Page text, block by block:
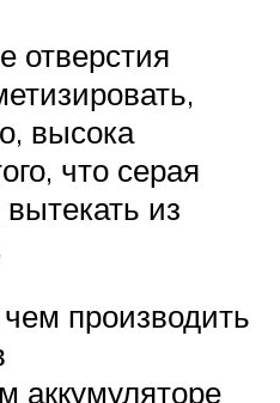
отверстия
высока
что серая
вытекать из
производить
аккумуляторе